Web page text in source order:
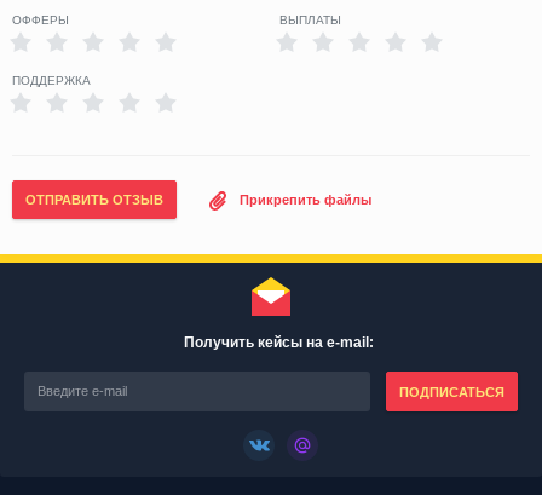
ОФФЕРЫ ВЫПЛАТЫ
ПОДДЕРЖКА
ОТПРАВИТЬ ОТЗЫВ Прикрепить файлы
Получить кейсы на e-mail:
ПОДПИСАТЬСЯ